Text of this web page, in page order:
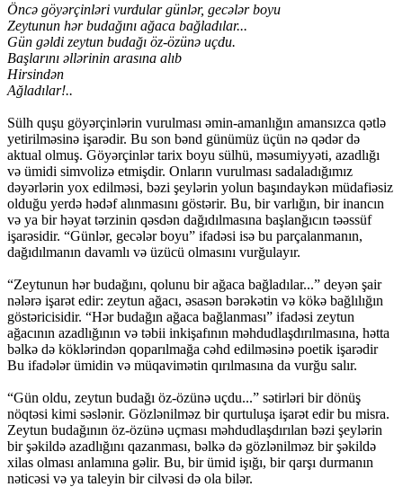
Öncə göyərçinləri vurdular günlər, gecələr boyu
Zeytunun hər budağını ağaca bağladılar...
Gün gəldi zeytun budağı öz-özünə uçdu.
Başlarını əllərinin arasına alıb
Hirsindən
Ağladılar!..
Sülh quşu göyərçinlərin vurulması əmin-amanlığın amansızca qətlə
yetirilməsinə işarədir. Bu son bənd günümüz üçün nə qədər də
aktual olmuş. Göyərçinlər tarix boyu sülhü, məsumiyyəti, azadlığı
və ümidi simvolizə etmişdir. Onların vurulması sadaladığımız
dəyərlərin yox edilməsi, bəzi şeylərin yolun başındaykən müdafiəsiz
olduğu yerdə hədəf alınmasını göstərir. Bu, bir varlığın, bir inancın
və ya bir həyat tərzinin qəsdən dağıdılmasına başlanğıcın təəssüf
işarəsidir. “Günlər, gecələr boyu” ifadəsi isə bu parçalanmanın,
dağıdılmanın davamlı və üzücü olmasını vurğulayır.
“Zeytunun hər budağını, qolunu bir ağaca bağladılar...” deyən şair
nələrə işarət edir: zeytun ağacı, əsasən bərəkətin və kökə bağlılığın
göstəricisidir. “Hər budağın ağaca bağlanması” ifadəsi zeytun
ağacının azadlığının və təbii inkişafının məhdudlaşdırılmasına, hətta
bəlkə də köklərindən qoparılmağa cəhd edilməsinə poetik işarədir
Bu ifadələr ümidin və müqavimətin qırılmasına da vurğu salır.
“Gün oldu, zeytun budağı öz-özünə uçdu...” sətirləri bir dönüş
nöqtəsi kimi səslənir. Gözlənilməz bir qurtuluşa işarət edir bu misra.
Zeytun budağının öz-özünə uçması məhdudlaşdırılan bəzi şeylərin
bir şəkildə azadlığını qazanması, bəlkə də gözlənilməz bir şəkildə
xilas olması anlamına gəlir. Bu, bir ümid işığı, bir qarşı durmanın
nəticəsi və ya taleyin bir cilvəsi də ola bilər.